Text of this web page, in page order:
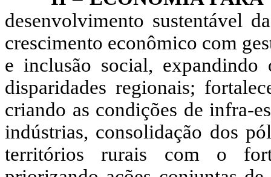
desenvolvimento sustentável
crescimento econômico com
e inclusão social,
disparidades regionais;
criando as condições de infra-
indústrias, consolidação dos
territórios rurais com o